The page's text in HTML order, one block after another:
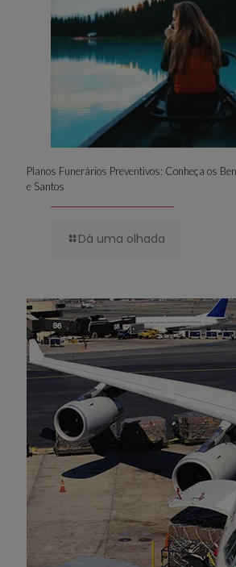
Planos Funerários Preventivos: Conheça os
e Santos
Dá uma olhada